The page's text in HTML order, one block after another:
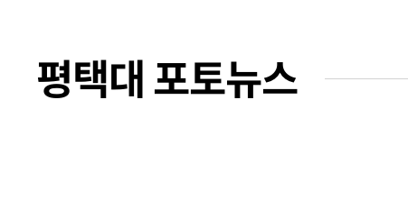
평택대 포토뉴스